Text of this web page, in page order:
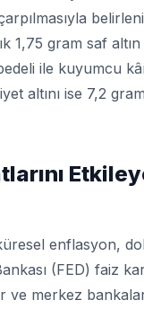
1,75 gram saf
ile kuyumcu
altını ise 7,2
enflasyon,
(FED) faiz
ve merkez